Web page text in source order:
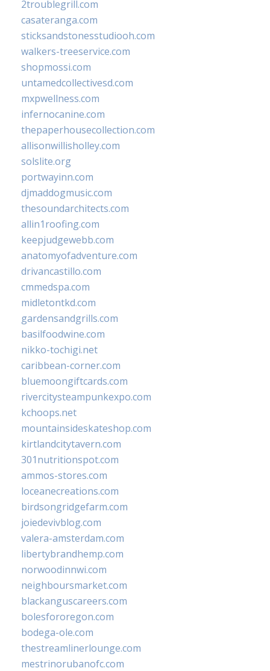
2troublegrill.com
casateranga.com
sticksandstonesstudiooh.com
walkers-treeservice.com
shopmossi.com
untamedcollectivesd.com
mxpwellness.com
infernocanine.com
thepaperhousecollection.com
allisonwillisholley.com
solslite.org
portwayinn.com
djmaddogmusic.com
thesoundarchitects.com
allin1roofing.com
keepjudgewebb.com
anatomyofadventure.com
drivancastillo.com
cmmedspa.com
midletontkd.com
gardensandgrills.com
basilfoodwine.com
nikko-tochigi.net
caribbean-corner.com
bluemoongiftcards.com
rivercitysteampunkexpo.com
kchoops.net
mountainsideskateshop.com
kirtlandcitytavern.com
301nutritionspot.com
ammos-stores.com
loceanecreations.com
birdsongridgefarm.com
joiedevivblog.com
valera-amsterdam.com
libertybrandhemp.com
norwoodinnwi.com
neighboursmarket.com
blackanguscareers.com
bolesfororegon.com
bodega-ole.com
thestreamlinerlounge.com
mestrinorubanofc.com